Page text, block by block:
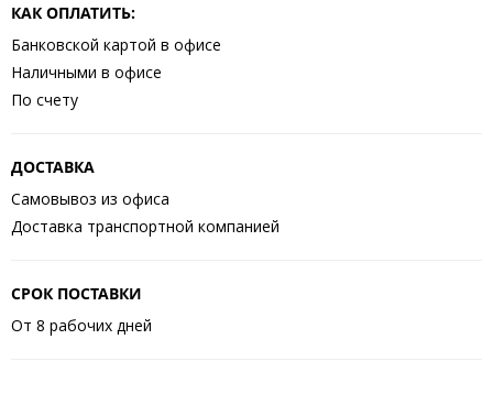
КАК ОПЛАТИТЬ:
Банковской картой в офисе
Наличными в офисе
По счету
ДОСТАВКА
Самовывоз из офиса
Доставка транспортной компанией
СРОК ПОСТАВКИ
От 8 рабочих дней